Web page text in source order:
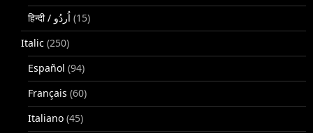
(15)
Italic (250)
Español (94)
Français (60)
Italiano (45)